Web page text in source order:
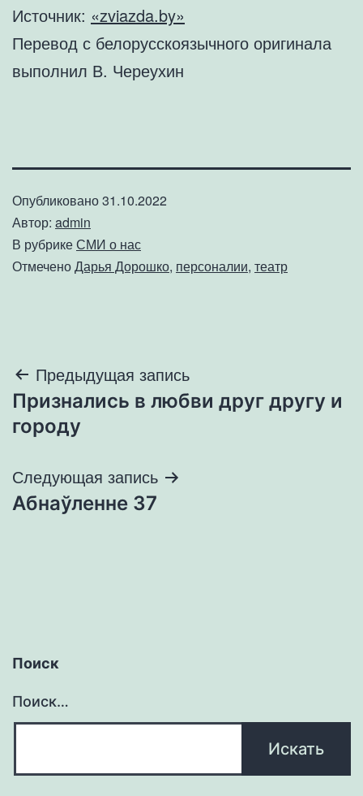
Источник: «zviazda.by»
Перевод с белорусскоязычного оригинала
выполнил В. Череухин
Опубликовано31.10.2022
Автор: admin
В рубрикеСМИ о нас
ОтмеченоДарья Дорошко, персоналии, театр
Навигация
по
Предыдущая запись
Признались в любви друг другу и
городу
Следующая запись
Абнаўленне 37
Поиск
Поиск…